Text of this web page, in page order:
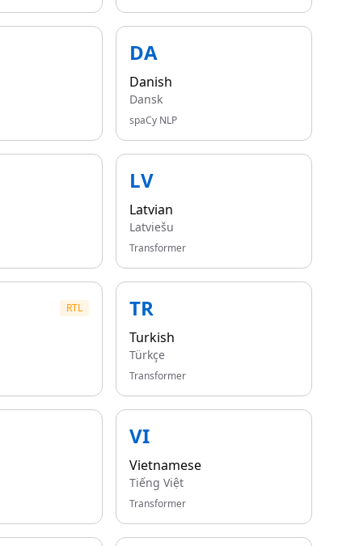
DA
Danish
Dansk
spaCy NLP
LV
Latvian
Latviešu
Transformer
RTL TR
Turkish
Türkçe
Transformer
VI
Vietnamese
Tiếng Việt
Transformer